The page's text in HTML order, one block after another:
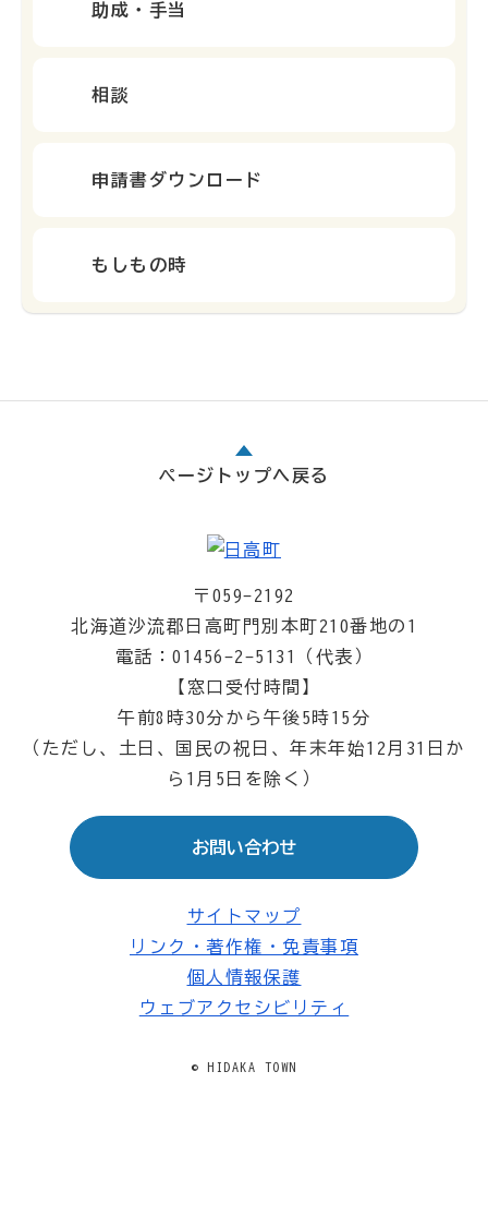
助成・手当
相談
申請書ダウンロード
もしもの時
ページトップへ戻る
〒059-2192
北海道沙流郡日高町門別本町210番地の1
電話：01456-2-5131（代表）
【窓口受付時間】
午前8時30分から午後5時15分
（ただし、土日、国民の祝日、年末年始12月31日か
ら1月5日を除く）
お問い合わせ
サイトマップ
リンク・著作権・免責事項
個人情報保護
ウェブアクセシビリティ
© HIDAKA TOWN